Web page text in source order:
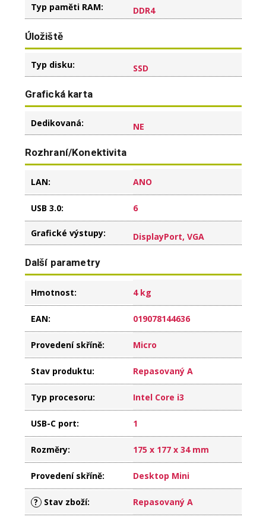
Typ paměti RAM: DDR4
Úložiště
Typ disku: SSD
Grafická karta
Dedikovaná: NE
Rozhraní/Konektivita
LAN: ANO
USB 3.0: 6
Grafické výstupy: DisplayPort, VGA
Další parametry
Hmotnost: 4 kg
EAN: 019078144636
Provedení skříně: Micro
Stav produktu: Repasovaný A
Typ procesoru: Intel Core i3
USB-C port: 1
Rozměry: 175 x 177 x 34 mm
Provedení skříně: Desktop Mini
? Stav zboží: Repasovaný A